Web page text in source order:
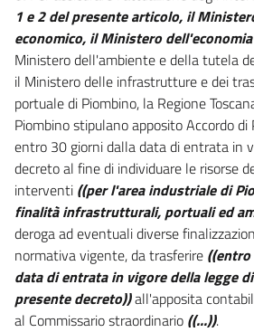
1 e 2 del presente articolo, il
economico, il Ministero
Ministero dell'ambiente e della tutela
il Ministero delle infrastrutture e dei
portuale di Piombino, la Regione
Piombino stipulano apposito Accordo di
entro 30 giorni dalla data di entrata in
decreto al fine di individuare le risorse
interventi ((per l'area industriale di
finalità infrastrutturali, portuali ed
deroga ad eventuali diverse
normativa vigente, da trasferire
data di entrata in vigore della legge
presente decreto))all'apposita
al Commissario straordinario ((...)).